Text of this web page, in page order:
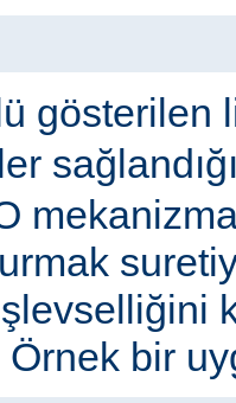
gösterilen
Örnek bir